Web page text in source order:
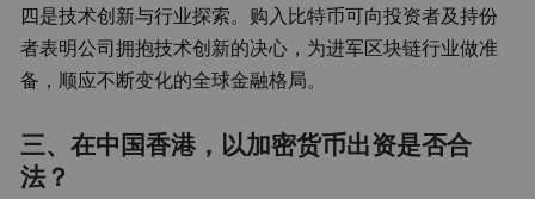
四是技术创新与行业探索。购入比特币可向投资者及持份
者表明公司拥抱技术创新的决心，为进军区块链行业做准
备，顺应不断变化的全球金融格局。
三、在中国香港，以加密货币出资是否合
法？